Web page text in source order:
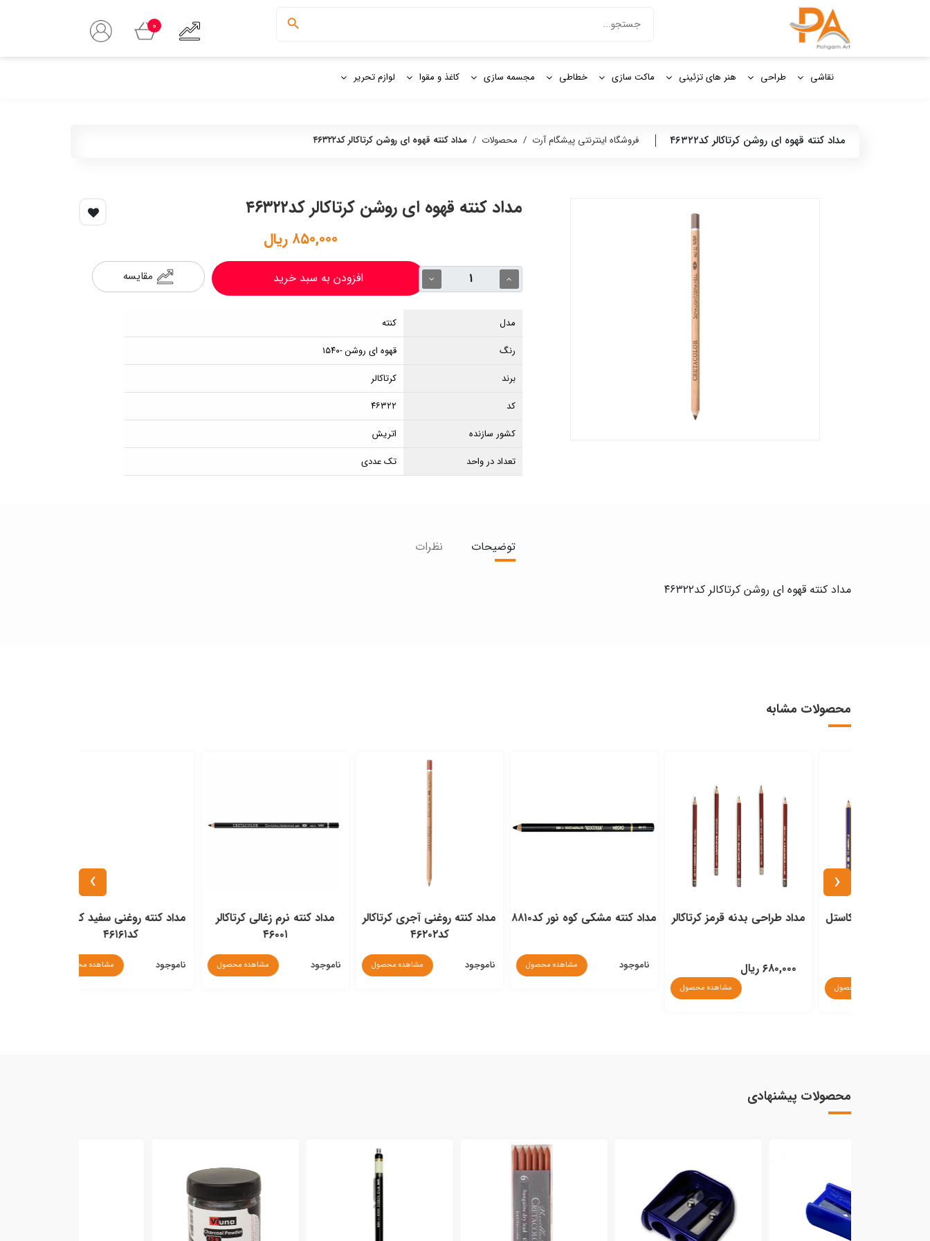
برای: 0
نقاشی طراحی هنر های تزئینی ماکت سازی خطاطی مجسمه سازی کاغذ و مقوا لوازم تحریر
مداد کنته قهوه ای روشن کرتاکالر کد۴۶۳۲۲ فروشگاه اینترنتی پیشگام آرت / محصولات / مداد کنته قهوه ای روشن کرتاکالر کد۴۶۳۲۲
مداد کنته قهوه ای روشن کرتاکالر کد۴۶۳۲۲
۸۵۰,۰۰۰ ریال
افزودن به سبد خرید مقایسه
مدل
کنته
رنگ
قهوه ای روشن -۱۵۴۰
برند
کرتاکالر
کد
۴۶۳۲۲
کشور سازنده
اتریش
تعداد در واحد
تک عددی
توضیحات نظرات
مداد کنته قهوه ای روشن کرتاکالر کد۴۶۳۲۲
محصولات مشابه
مداد طراحی بدنه قرمز کرتاکالر
مشاهده محصول
مداد کنته مشکی کوه نور کد۸۸۱۰
مشاهده محصول
مداد کنته روغنی آجری کرتاکالر
ناموجود مشاهده محصول
مداد کنته نرم زغالی کرتاکالر
ناموجود مشاهده محصول
مداد کنته روغنی سفید کرتاکالر
ناموجود مشاهده محصول
‹
›
محصولات پیشنهادی